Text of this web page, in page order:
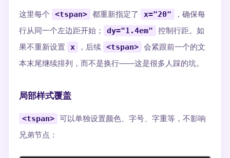
这里每个 <tspan> 都重新指定了 x="20"
，确保每
行从同一个左边距开始；
dy="1.4em"
控制行距。如
果不重新设置
x ，后续 <tspan> 会紧跟前一个的文
本末尾继续排列，而不是换行——这是很多人踩的坑。
局部样式覆盖
<tspan> 可以单独设置颜色、字号、字重等，不影响
兄弟节点：